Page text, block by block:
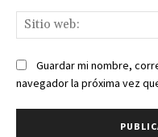
Guardar mi nombre,
navegador la próxima vez